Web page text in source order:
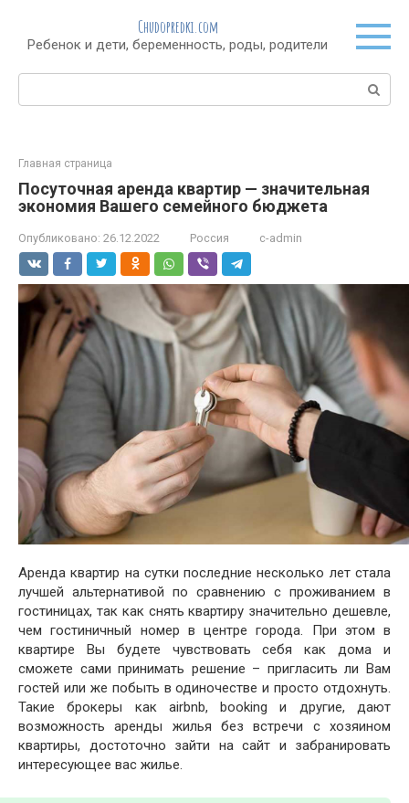
контенту
Chudopredki.com
Ребенок и дети, беременность, роды, родители
Поиск:
Главная страница
Посуточная аренда квартир — значительная
экономия Вашего семейного бюджета
Опубликовано: 26.12.2022 Россия c-admin
Аренда квартир на сутки последние несколько лет стала
лучшей альтернативой по сравнению с проживанием в
гостиницах, так как снять квартиру значительно дешевле,
чем гостиничный номер в центре города. При этом в
квартире Вы будете чувствовать себя как дома и
сможете сами принимать решение – пригласить ли Вам
гостей или же побыть в одиночестве и просто отдохнуть.
Такие брокеры как airbnb, booking и другие, дают
возможность аренды жилья без встречи с хозяином
квартиры, достоточно зайти на сайт и забранировать
интересующее вас жилье.